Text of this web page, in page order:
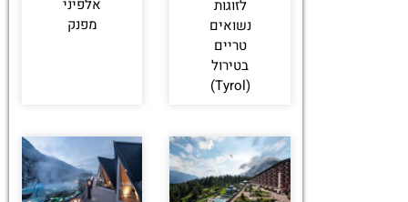
לזוגות
נשואים
טריים
בטירול
(Tyrol)
אלפיני
מפנק